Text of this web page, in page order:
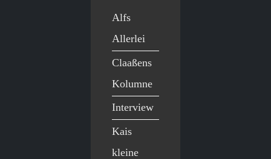
Alfs
Allerlei
Claaßens
Kolumne
Interview
Kais
kleine